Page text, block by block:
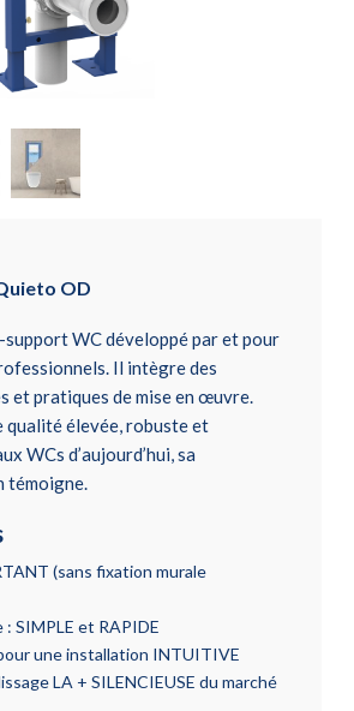
OD
WC développé par et pour
Il intègre des
et pratiques de mise en œuvre.
qualité élevée, robuste et
WCs d’aujourd’hui, sa
témoigne.
(sans fixation murale
SIMPLE et RAPIDE
une installation INTUITIVE
LA + SILENCIEUSE du marché